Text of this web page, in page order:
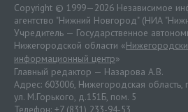
Copyright © 1999—2026 Независимое
агентство "Нижний Новгород" (НИА
Учредитель — Государственное
Нижегородской области «
информационный центр»
Главный редактор — Назарова А.В.
Адрес: 603006, Нижегородская
ул. М.Горького, д.151Б, пом. 5
Телефон: +7 (831) 233-94-53